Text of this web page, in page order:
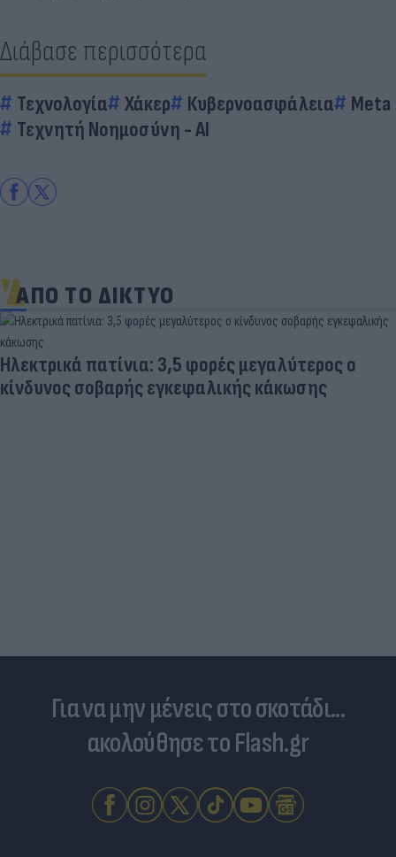
Διάβασε περισσότερα
Τεχνολογία Χάκερ Κυβερνοασφάλεια
Meta
Τεχνητή Νοημοσύνη - AI
ΑΠΟ ΤΟ ΔΙΚΤΥΟ
Ηλεκτρικά πατίνια: 3,5 φορές μεγαλύτερος ο
κίνδυνος σοβαρής εγκεφαλικής κάκωσης
Για να μην μένεις στο σκοτάδι...
ακολούθησε το Flash.gr